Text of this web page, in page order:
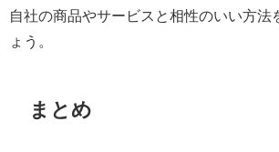
自社の商品やサービスと相性のいい方法
ょう。
まとめ